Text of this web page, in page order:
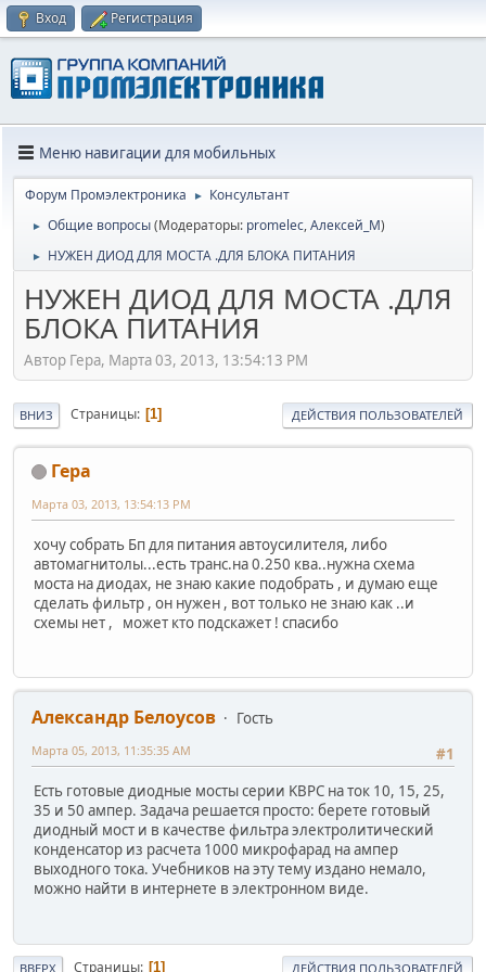
Вход Регистрация
Меню навигации для мобильных
Форум Промэлектроника ► Консультант
► Общие вопросы(Модераторы: promelec,Алексей_М)
► НУЖЕН ДИОД ДЛЯ МОСТА .ДЛЯ БЛОКА ПИТАНИЯ
НУЖЕН ДИОД ДЛЯ МОСТА .ДЛЯ
БЛОКА ПИТАНИЯ
Автор Гера, Марта 03, 2013, 13:54:13 PM
ВНИЗ Страницы 1 ДЕЙСТВИЯ ПОЛЬЗОВАТЕЛЕЙ
Гера
Марта 03, 2013, 13:54:13 PM
хочу собрать Бп для питания автоусилителя, либо
автомагнитолы...есть транс.на 0.250 ква..нужна схема
моста на диодах, не знаю какие подобрать , и думаю еще
сделать фильтр , он нужен , вот только не знаю как ..и
схемы нет , может кто подскажет ! спасибо
Александр Белоусов
Гость
#1
Марта 05, 2013, 11:35:35 AM
Есть готовые диодные мосты серии KBPC на ток 10, 15, 25,
35 и 50 ампер. Задача решается просто: берете готовый
диодный мост и в качестве фильтра электролитический
конденсатор из расчета 1000 микрофарад на ампер
выходного тока. Учебников на эту тему издано немало,
можно найти в интернете в электронном виде.
ВВЕРХ Страницы 1 ДЕЙСТВИЯ ПОЛЬЗОВАТЕЛЕЙ